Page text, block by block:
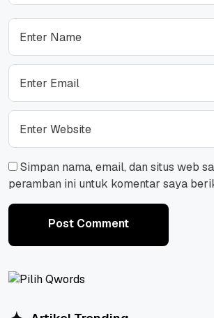
Simpan nama, email, dan situs web
peramban ini untuk komentar saya
Post Comment